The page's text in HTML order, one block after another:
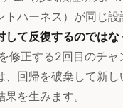
トハーネス）が同じ設
して反復するのでは
修正する2回目のチャ
、回帰を破棄して新し
を生みます。